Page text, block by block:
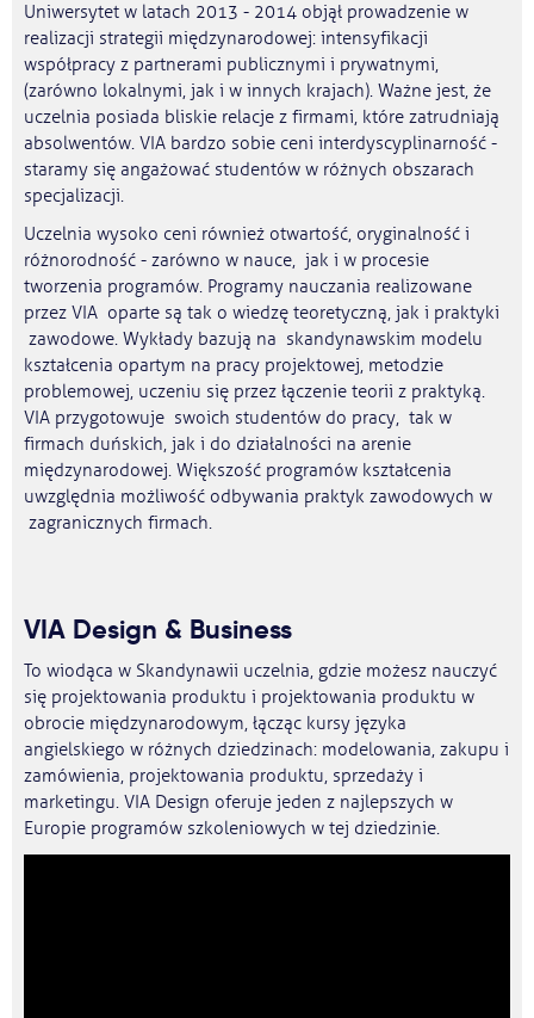
Uniwersytet w latach 2013 - 2014 objął prowadzenie w
realizacji strategii międzynarodowej: intensyfikacji
współpracy z partnerami publicznymi i prywatnymi,
(zarówno lokalnymi, jak i w innych krajach). Ważne jest, że
uczelnia posiada bliskie relacje z firmami, które zatrudniają
absolwentów. VIA bardzo sobie ceni interdyscyplinarność -
staramy się angażować studentów w różnych obszarach
specjalizacji.
Uczelnia wysoko ceni również otwartość, oryginalność i
różnorodność - zarówno w nauce, jak i w procesie
tworzenia programów. Programy nauczania realizowane
przez VIA oparte są tak o wiedzę teoretyczną, jak i praktyki
zawodowe. Wykłady bazują na skandynawskim modelu
kształcenia opartym na pracy projektowej, metodzie
problemowej, uczeniu się przez łączenie teorii z praktyką.
VIA przygotowuje swoich studentów do pracy, tak w
firmach duńskich, jak i do działalności na arenie
międzynarodowej. Większość programów kształcenia
uwzględnia możliwość odbywania praktyk zawodowych w
zagranicznych firmach.
VIA Design & Business
To wiodąca w Skandynawii uczelnia, gdzie możesz nauczyć
się projektowania produktu i projektowania produktu w
obrocie międzynarodowym, łącząc kursy języka
angielskiego w różnych dziedzinach: modelowania, zakupu i
zamówienia, projektowania produktu, sprzedaży i
marketingu. VIA Design oferuje jeden z najlepszych w
Europie programów szkoleniowych w tej dziedzinie.